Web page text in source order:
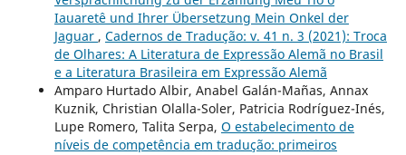
Iauaretê und Ihrer Übersetzung Mein Onkel der
Jaguar , Cadernos de Tradução: v. 41 n. 3 (2021): Troca
de Olhares: A Literatura de Expressão Alemã no Brasil
e a Literatura Brasileira em Expressão Alemã
Amparo Hurtado Albir, Anabel Galán-Mañas, Annax
Kuznik, Christian Olalla-Soler, Patricia Rodríguez-Inés,
Lupe Romero, Talita Serpa, O estabelecimento de
níveis de competência em tradução: primeiros